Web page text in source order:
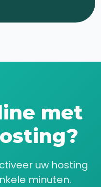
met
uw hosting
minuten.